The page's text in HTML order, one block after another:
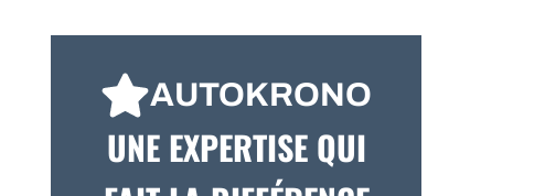
AUTOKRONO
UNE EXPERTISE QUI